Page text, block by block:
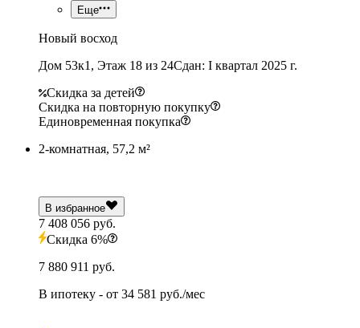
Еще
Новый восход
Дом 53к1, Этаж 18 из 24Сдан: I квартал 2025 г.
Скидка за детей
Скидка на повторную покупку
Единовременная покупка
2-комнатная, 57,2 м²
В избранное
7 408 056 руб.
Скидка 6%
7 880 911 руб.
В ипотеку - от 34 581 руб./мес